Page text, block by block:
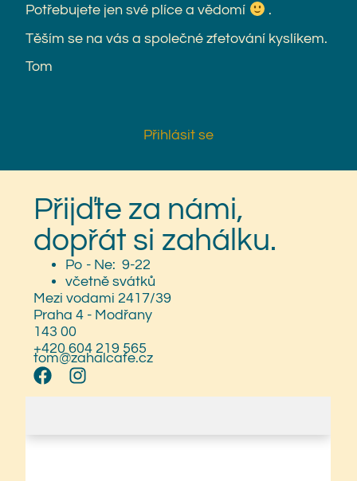
Potřebujete jen své plíce a vědomí
.
Těším se na vás a společné zfetování kyslíkem.
Tom
Přihlásit se
Přijďte za námi,
dopřát si zahálku.
Po - Ne: 9-22
včetně svátků
Mezi vodami 2417/39
Praha 4 - Modřany
143 00
+420 604 219 565
tom@zahalcafe.cz